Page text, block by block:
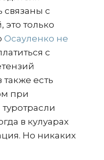
связаны с
только
Осауленко не
с
есть
при
в кулуарах
Но никаких